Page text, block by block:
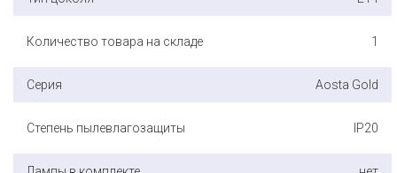
Количество товара на складе 1
Серия Aosta Gold
Степень пылевлагозащиты IP20